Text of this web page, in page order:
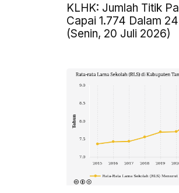
KLHK: Jumlah Titik
Capai 1.774 Dalam
(Senin, 20 Juli 2026)